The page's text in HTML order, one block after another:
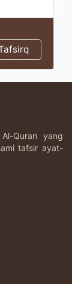
Quran yang
tafsir ayat-